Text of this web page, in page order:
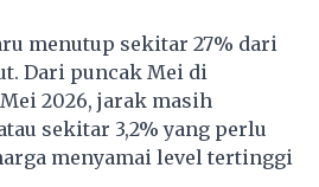
menutup sekitar 27% dari
Dari puncak Mei di
Mei 2026, jarak masih
sekitar 3,2% yang perlu
menyamai level tertinggi